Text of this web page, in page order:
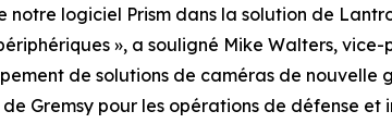
logiciel Prism dans la solution de
», a souligné Mike Walters,
de solutions de caméras de nouvelle
Gremsy pour les opérations de défense et